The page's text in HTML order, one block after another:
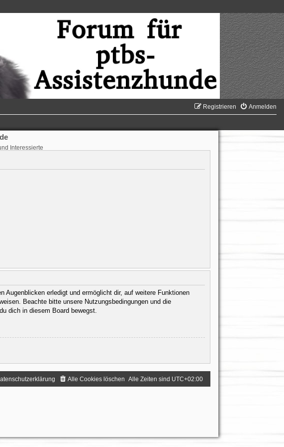
Anmelden
Registrieren
Interessierte
erledigt und ermöglicht dir, auf weitere Funktionen
Beachte bitte unsere Nutzungsbedingungen und die
dich in diesem Board bewegst.
Alle Zeiten sind UTC+02:00
Alle Cookies löschen